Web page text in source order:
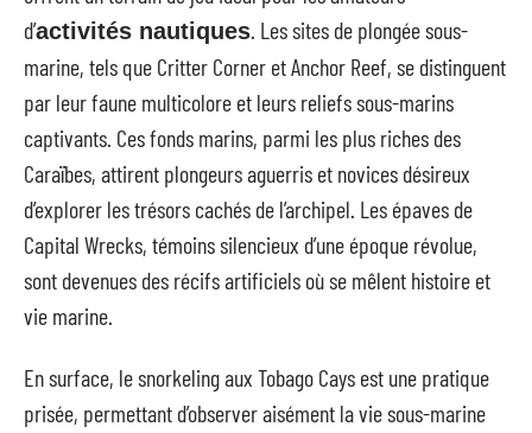
d’activités nautiques . Les sites de plongée sous-
marine, tels que Critter Corner et Anchor Reef, se distinguent
par leur faune multicolore et leurs reliefs sous-marins
captivants. Ces fonds marins, parmi les plus riches des
Caraïbes, attirent plongeurs aguerris et novices désireux
d’explorer les trésors cachés de l’archipel. Les épaves de
Capital Wrecks, témoins silencieux d’une époque révolue,
sont devenues des récifs artificiels où se mêlent histoire et
vie marine.
En surface, le snorkeling aux Tobago Cays est une pratique
prisée, permettant d’observer aisément la vie sous-marine